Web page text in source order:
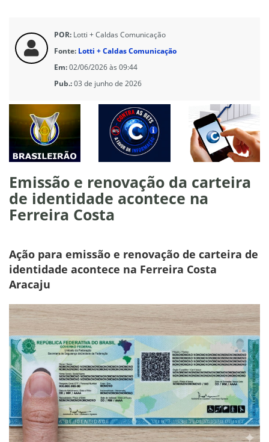
POR: Lotti + Caldas Comunicação
Fonte: Lotti + Caldas Comunicação
Em:02/06/2026 às 09:44
Pub.:03 de junho de 2026
Emissão e renovação da carteira
de identidade acontece na
Ferreira Costa
Ação para emissão e renovação de carteira de
identidade acontece na Ferreira Costa
Aracaju